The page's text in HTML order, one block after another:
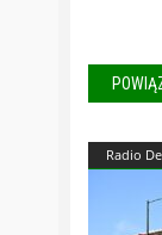
Radio